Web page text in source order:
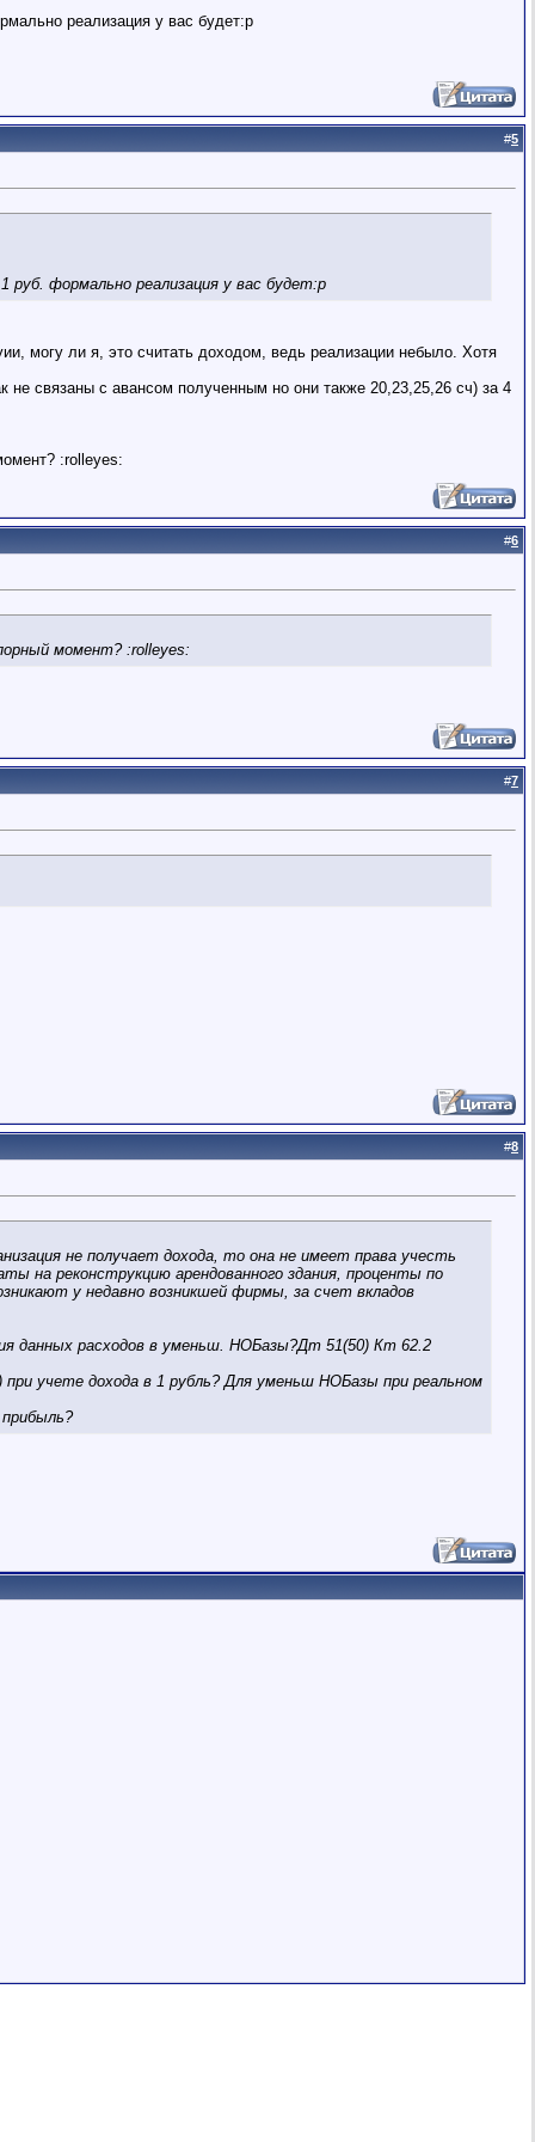
реализация у вас будет:p
#5
формально реализация у вас будет:p
могу ли я, это считать доходом, ведь реализации небыло. Хотя
связаны с авансом полученным но они также 20,23,25,26 сч) за 4
:rolleyes:
#6
момент? :rolleyes:
#7
#8
не получает дохода, то она не имеет права учесть
на реконструкцию арендованного здания, проценты по
у недавно возникшей фирмы, за счет вкладов
данных расходов в уменьш. НОБазы?Дт 51(50) Кт 62.2
учете дохода в 1 рубль? Для уменьш НОБазы при реальном